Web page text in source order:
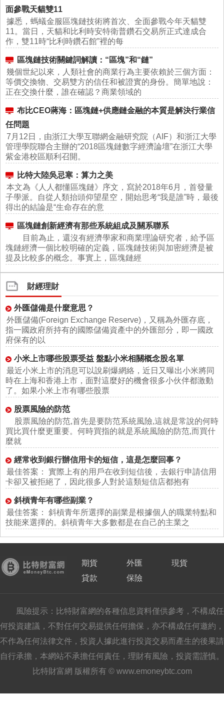
面參戰天貓雙11
據悉，螞蟻金服區塊鏈技術將首次、全面參戰今年天貓雙
11。當日，天貓和比利時安特衛普鑽石交易所正式達成合
作，雙11時“比利時鑽石館”裡的每
區塊鏈技術關鍵詞解讀：“區塊”和“鏈”
幾個世紀以來，人類社會的商業行為主要依賴於三個方面：
等價交換物、交易雙方的信任和被證實的身份。簡單地說：
正在交換什麼，誰在確認？商業領域的
布比CEO蔣海：區塊鏈+供應鏈金融的本質是解決行業信
任問題
7月12日，由浙江大學互聯網金融研究院（AIF）和浙江大學
管理學院聯合主辦的“2018區塊鏈數字經濟論壇”在浙江大學
紫金港校區順利召開。
比特大陸吳忌寒：算力之美
本文為《人人都懂區塊鏈》序文，寫於2018年6月，首發量
子學派。自從人類抬頭仰望星空，開始思考“我是誰”時，最後
得出的結論是“生命存在的意
區塊鏈創新經濟有那些系統組成及關系聯系
目前為止，還沒有經濟學家和商業理論研究者，給予區
塊鏈經濟一個比較明確的定義，區塊鏈技術與加密經濟是被
提及比較多的概念。事實上，區塊鏈經
財經理財
外匯儲備是什麼意思？
外匯儲備(Foreign Exchange Reserve)，又稱為外匯存底，
指一國政府所持有的國際儲備資產中的外匯部分，即一國政
府保有的以
小米上市哪些股票受益 盤點小米相關概念股名單
最近小米上市的消息可以說刷爆網絡，近日又曝出小米將同
時在上海和香港上市，面對這麼好的機會很多小伙伴都激動
了。如果小米上市有哪些股票
股票風險的防范
股票風險的防范,首先是要防范系統風險,這就是常說的何時
買比買什麼更重要。何時買指的就是系統風險的防范,而買什
麼就
經常收到銀行辦信用卡的短信，這是怎麼回事？
最佳答案： 實際上有的用戶在收到短信後，去銀行申請信用
卡卻又被拒絕了，因此很多人對於這類短信店都抱有
斜槓青年有哪些副業？
最佳答案： 斜槓青年所選擇的副業是根據個人的職業特點和
技能來選擇的。斜槓青年大多數都是在自己的主業之
期貨 外匯
現貨
貸款
保險
風險提示：比特財富網的各種信息資料僅供參考，不構成任
何投資建議，不對任何交易提供任何擔保，亦不構成任何邀約，
不作為任何法律文件，投資人據此進行投資交易而產生的後果請
自行承擔，本網站不承擔任何責任，理財有風險，投資需謹慎。
比特財富網 版權所有 © www.emoneybtc.com